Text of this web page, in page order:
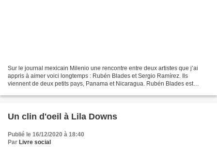
Sur le journal mexicain Milenio une rencontre entre deux artistes que j’ai
appris à aimer voici longtemps : Rubén Blades et Sergio Ramírez. Ils
viennent de deux petits pays, Panama et Nicaragua. Rubén Blades est
Un clin d'oeil à Lila Downs
Publié le 16/12/2020 à 18:40
Par Livre social